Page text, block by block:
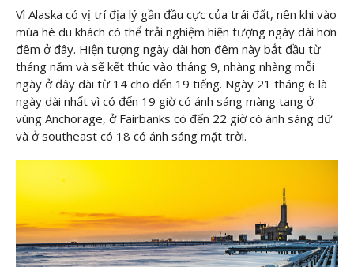
Vì Alaska có vị trí địa lý gần đầu cực của trái đất, nên khi vào
mùa hè du khách có thể trải nghiệm hiện tượng ngày dài hơn
đêm ở đây. Hiện tượng ngày dài hơn đêm này bắt đầu từ
tháng năm và sẽ kết thúc vào tháng 9, nhàng nhàng mỗi
ngày ở đây dài từ 14 cho đến 19 tiếng. Ngày 21 tháng 6 là
ngày dài nhất vì có đến 19 giờ có ánh sáng màng tang ở
vùng Anchorage, ở Fairbanks có đến 22 giờ có ánh sáng dữ
và ở southeast có 18 có ánh sáng mặt trời.